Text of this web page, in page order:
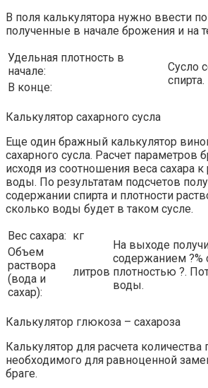
В поля калькулятора нужно ввести
полученные в начале брожения и на
Удельная плотность в
начале:
Сусло
спирта.
В конце:
Калькулятор сахарного сусла
Еще один бражный калькулятор
сахарного сусла. Расчет параметров
исходя из соотношения веса сахара к
воды. По результатам подсчетов
содержании спирта и плотности
сколько воды будет в таком сусле.
Вес сахара: кг
На выходе
содержанием ?%
плотностью ?.
воды.
Объем
раствора
(вода и
сахар):
литров
Калькулятор глюкоза – сахароза
Калькулятор для расчета
необходимого для равноценной
браге.